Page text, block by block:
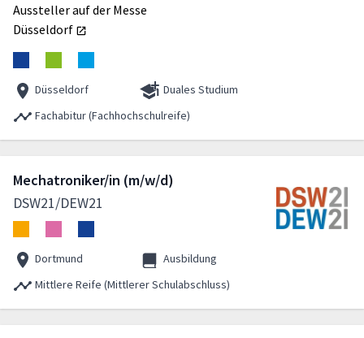
Aussteller auf der Messe
Düsseldorf
Düsseldorf
Duales Studium
Fachabitur (Fachhochschulreife)
Mechatroniker/in (m/w/d)
DSW21/DEW21
Dortmund
Ausbildung
Mittlere Reife (Mittlerer Schulabschluss)